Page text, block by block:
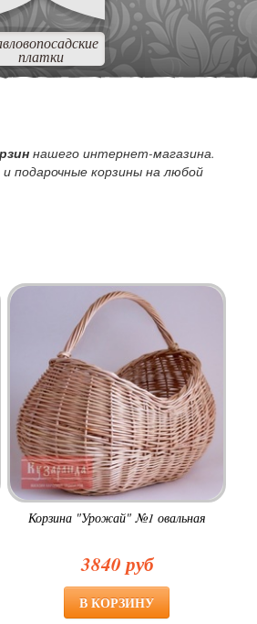
платки
нашего интернет-магазина.
подарочные корзины на любой
Корзина "Урожай" №1 овальная
3840 руб